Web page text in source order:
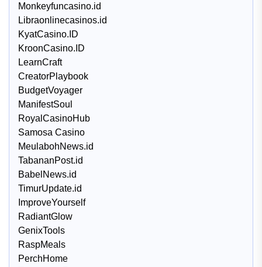
Monkeyfuncasino.id
Libraonlinecasinos.id
KyatCasino.ID
KroonCasino.ID
LearnCraft
CreatorPlaybook
BudgetVoyager
ManifestSoul
RoyalCasinoHub
Samosa Casino
MeulabohNews.id
TabananPost.id
BabelNews.id
TimurUpdate.id
ImproveYourself
RadiantGlow
GenixTools
RaspMeals
PerchHome